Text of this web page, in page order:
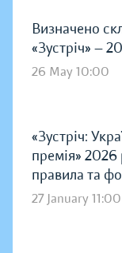
Визначено
«Зустріч» —
26 May 10:00
«Зустріч:
премія» 2026
правила та
27 January 11:00